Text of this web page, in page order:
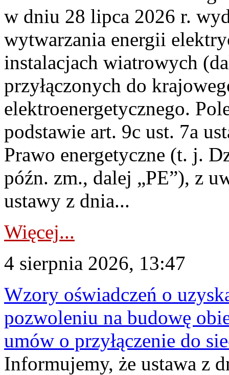
w dniu 28 lipca 2026 r.
wytwarzania energii
instalacjach wiatrowych
przyłączonych do
elektroenergetycznego.
podstawie art. 9c ust. 7a
Prawo energetyczne (t. j.
późn. zm., dalej „PE”), z
ustawy z dnia...
Więcej...
4 sierpnia 2026, 13:47
Wzory oświadczeń o
pozwoleniu na budowę
umów o przyłączenie do
Informujemy, że ustawa z